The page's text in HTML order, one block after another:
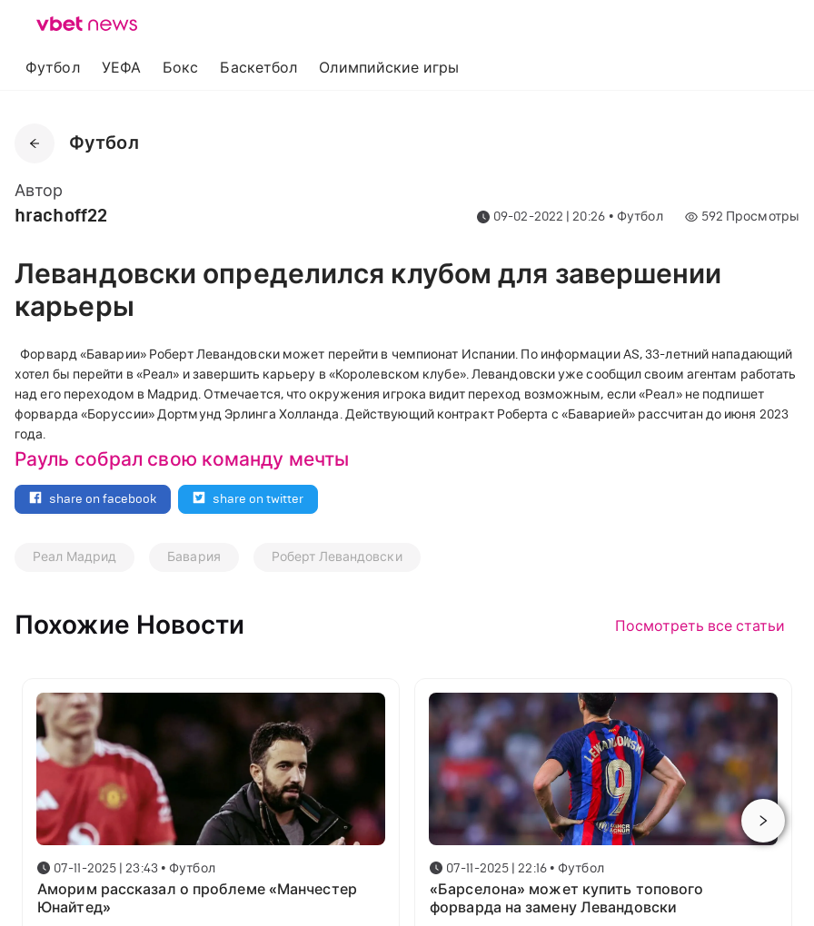
Футбол УЕФА Бокс Баскетбол Олимпийские игры
Футбол
Автор
hrachoff22 09-02-2022 | 20:26 • Футбол 592 Просмотры
Левандовски определился клубом для завершении
карьеры
Форвард «Баварии» Роберт Левандовски может перейти в чемпионат Испании. По информации AS, 33-летний нападающий
хотел бы перейти в «Реал» и завершить карьеру в «Королевском клубе». Левандовски уже сообщил своим агентам работать
над его переходом в Мадрид. Отмечается, что окружения игрока видит переход возможным, если «Реал» не подпишет
форварда «Боруссии» Дортмунд Эрлинга Холланда. Действующий контракт Роберта с «Баварией» рассчитан до июня 2023
года.
Рауль собрал свою команду мечты
share on facebook share on twitter
Реал Мадрид Бавария Роберт Левандовски
Похожие Новости Посмотреть все статьи
07-11-2025 | 23:43 • Футбол
Аморим рассказал о проблеме «Манчестер
Юнайтед»
07-11-2025 | 22:16 • Футбол
«Барселона» может купить топового
форварда на замену Левандовски